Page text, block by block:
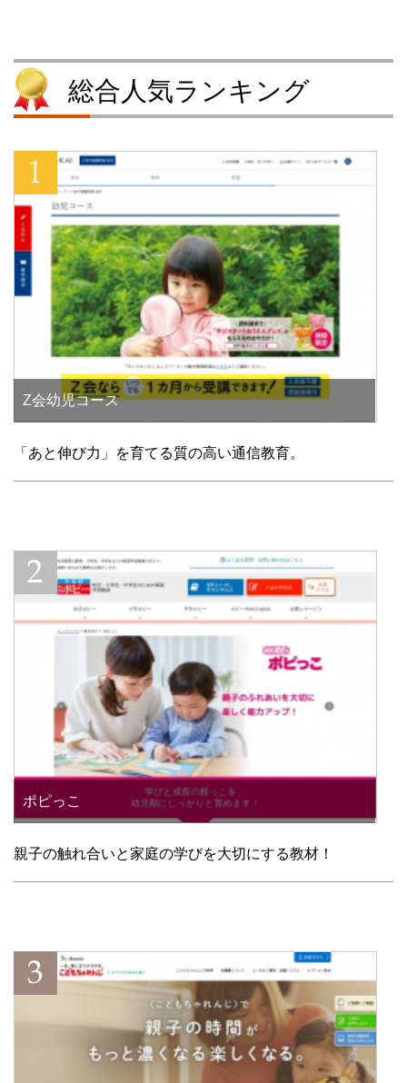
総合人気ランキング
Z会幼児コース
「あと伸び力」を育てる質の高い通信教育。
ポピっこ
親子の触れ合いと家庭の学びを大切にする教材！